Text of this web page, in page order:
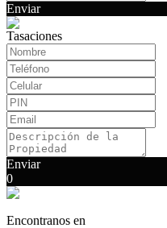
Enviar
Tasaciones
Enviar
0
Encontranos en